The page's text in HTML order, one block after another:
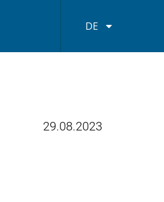
DE
29.08.2023